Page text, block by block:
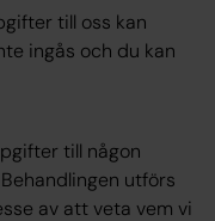
till oss kan
ingås och du kan
till någon
utförs
av att veta vem vi